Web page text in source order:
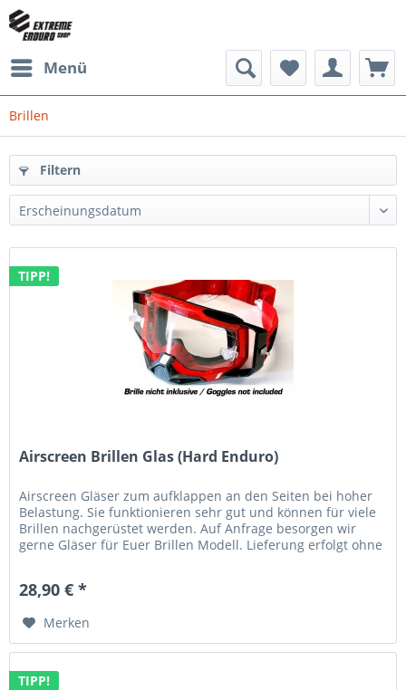
Menü
Brillen
Filtern
TIPP!
Airscreen Brillen Glas (Hard Enduro)
Airscreen Gläser zum aufklappen an den Seiten bei hoher
Belastung. Sie funktionieren sehr gut und können für viele
Brillen nachgerüstet werden. Auf Anfrage besorgen wir
gerne Gläser für Euer Brillen Modell. Lieferung erfolgt ohne
28,90 € *
Merken
TIPP!